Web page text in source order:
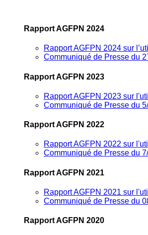
Rapport AGFPN 2024
Rapport AGFPN 2024 sur
Communiqué de Presse du
Rapport AGFPN 2023
Rapport AGFPN 2023 sur
Communiqué de Presse du
Rapport AGFPN 2022
Rapport AGFPN 2022 sur
Communiqué de Presse du
Rapport AGFPN 2021
Rapport AGFPN 2021 sur
Communiqué de Presse du
Rapport AGFPN 2020